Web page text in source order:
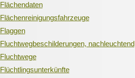
Flächendaten
Flächenreinigungsfahrzeuge
Flaggen
Fluchtwegbeschilderungen, nachleuchtend
Fluchtwege
Flüchtlingsunterkünfte